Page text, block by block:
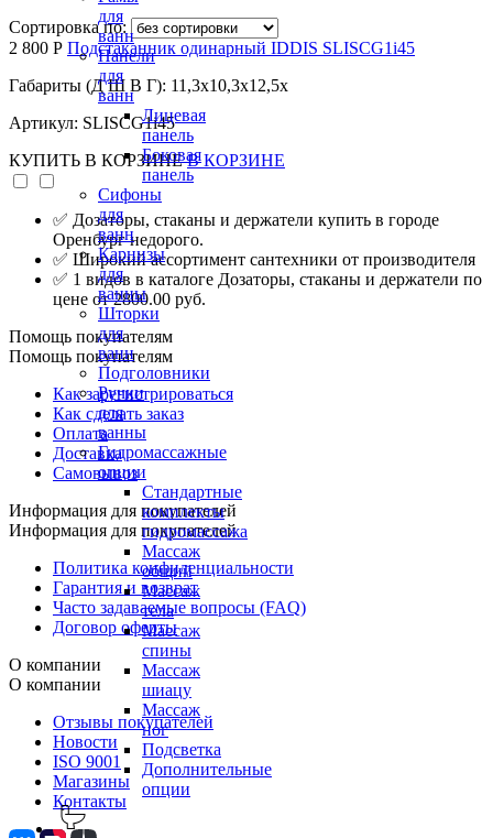
для
ванн
Панели
для
ванн
Лицевая
панель
Боковая
панель
Сифоны
для
ванн
Карнизы
для
ванны
Шторки
для
ванн
Подголовники
Ручки
для
ванны
Гидромассажные
опции
Стандартные
комплекты
гидромассажа
Массаж
общий
Массаж
тела
Массаж
спины
Массаж
шиацу
Массаж
ног
Подсветка
Дополнительные
опции
Сортировка по:
2 800 Р Подстаканник одинарный IDDIS SLISCG1i45
Габариты (Д Ш В Г): 11,3x10,3x12,5x
Артикул: SLISCG1i45
КУПИТЬ В КОРЗИНЕ В КОРЗИНЕ
✅ Дозаторы, стаканы и держатели купить в городе
Оренбург недорого.
✅ Широкий ассортимент сантехники от производителя
✅ 1 видов в каталоге Дозаторы, стаканы и держатели по
цене от 2800.00 руб.
Помощь покупателям
Помощь покупателям
Как зарегистрироваться
Как сделать заказ
Оплата
Доставка
Самовывоз
Информация для покупателей
Информация для покупателей
Политика конфиденциальности
Гарантия и возврат
Часто задаваемые вопросы (FAQ)
Договор оферты
О компании
О компании
Отзывы покупателей
Новости
ISO 9001
Магазины
Контакты